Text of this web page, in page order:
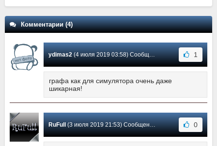
Комментарии (4)
ydimas2(4 июля 2019 03:58) Сообщение #3 1
графа как для симулятора очень даже
шикарная!
RuFull(3 июля 2019 21:53) Сообщение #2 0